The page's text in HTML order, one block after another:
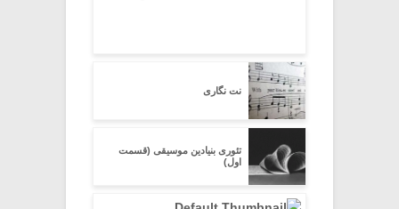
نت نگاری
تئوری بنیادین موسیقی (قسمت
اول)